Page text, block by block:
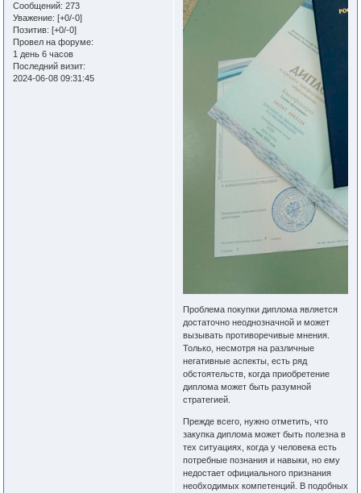
Сообщений: 273
Уважение: [+0/-0]
Позитив: [+0/-0]
Провел на форуме:
1 день 6 часов
Последний визит:
2024-06-08 09:31:45
Проблема покупки диплома является
достаточно неоднозначной и может
вызывать противоречивые мнения.
Только, несмотря на различные
негативные аспекты, есть ряд
обстоятельств, когда приобретение
диплома может быть разумной
стратегией.
Прежде всего, нужно отметить, что
закупка диплома может быть полезна в
тех ситуациях, когда у человека есть
потребные познания и навыки, но ему
недостает официального признания
необходимых компетенций. В подобных